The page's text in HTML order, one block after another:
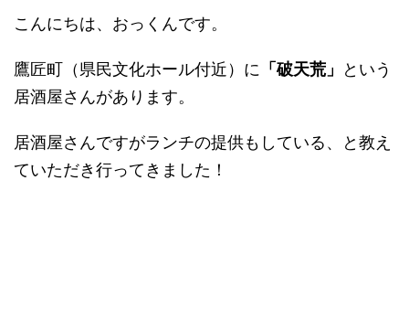
こんにちは、おっくんです。
鷹匠町（県民文化ホール付近）に 「破天荒」
という
居酒屋さんがあります。
居酒屋さんですがランチの提供もしている、と教え
ていただき行ってきました！